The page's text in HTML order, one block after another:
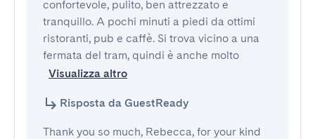
confortevole, pulito, ben attrezzato e
tranquillo. A pochi minuti a piedi da ottimi
ristoranti, pub e caffè. Si trova vicino a una
fermata del tram, quindi è anche molto
Visualizza altro
Risposta da GuestReady
Thank you so much, Rebecca, for your kind